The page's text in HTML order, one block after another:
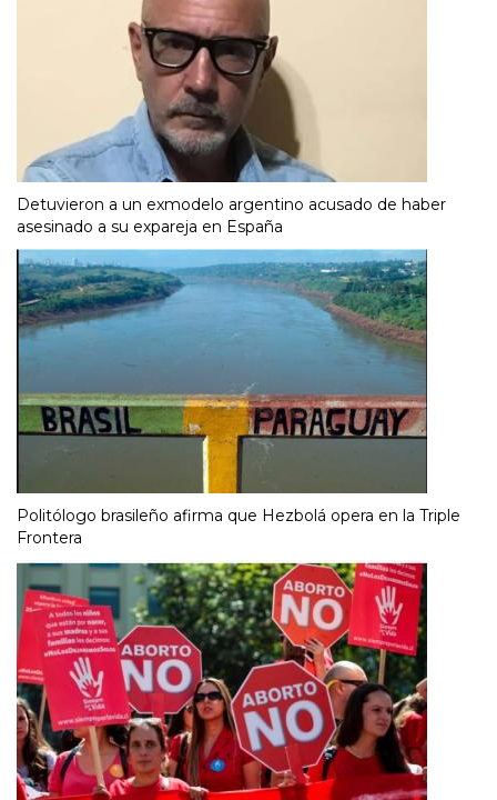
Detuvieron a un exmodelo argentino acusado de haber
asesinado a su expareja en España
Politólogo brasileño afirma que Hezbolá opera en la Triple
Frontera